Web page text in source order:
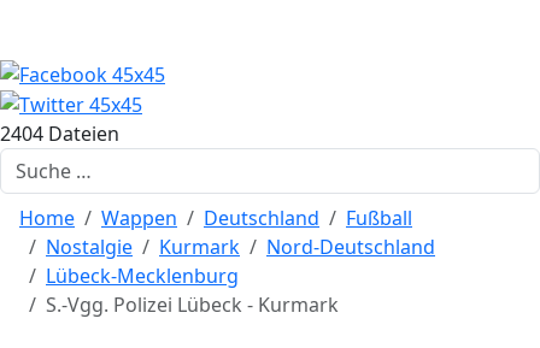
2404 Dateien
Suchen
Home Wappen Deutschland
Fußball
Nostalgie
Kurmark
Nord-Deutschland
Lübeck-Mecklenburg
S.-Vgg. Polizei Lübeck - Kurmark